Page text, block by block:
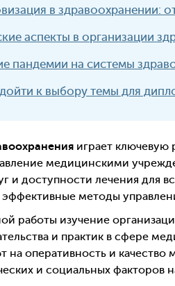
в здравоохранении:
аспекты в организации
пандемии на системы
к выбору темы для
играет ключевую
медицинскими
и доступности лечения для
эффективные методы
работы изучение
и практик в сфере
на оперативность и
и социальных факторов